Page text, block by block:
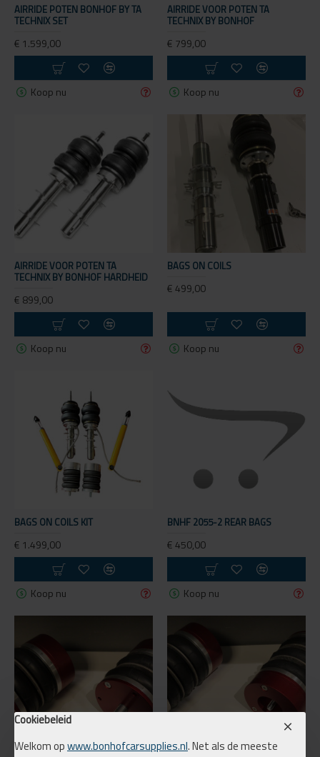
Cookiebeleid
Welkom opwww.bonhofcarsupplies.nl. Net als de meeste
AIRRIDE POTEN BONHOF BY TA
TECHNIX SET
€ 1.599,00
Koop nu
AIRRIDE VOOR POTEN TA
TECHNIX BY BONHOF
€ 799,00
Koop nu
AIRRIDE VOOR POTEN TA
TECHNIX BY BONHOF HARDHEID
€ 899,00
Koop nu
BAGS ON COILS
€ 499,00
Koop nu
BAGS ON COILS KIT
€ 1.499,00
Koop nu
BNHF 2055-2 REAR BAGS
€ 450,00
Koop nu